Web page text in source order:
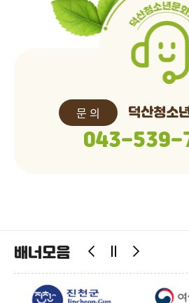
문 의 덕산청소
043-539-
배너모음